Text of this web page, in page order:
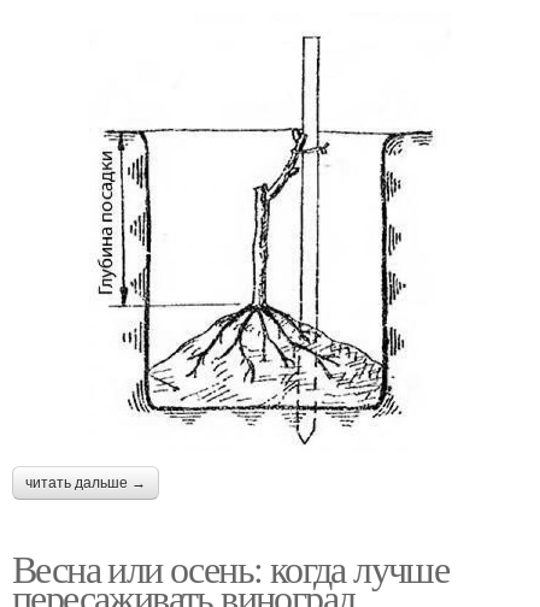
читать дальше →
Весна или осень: когда лучше
пересаживать виноград